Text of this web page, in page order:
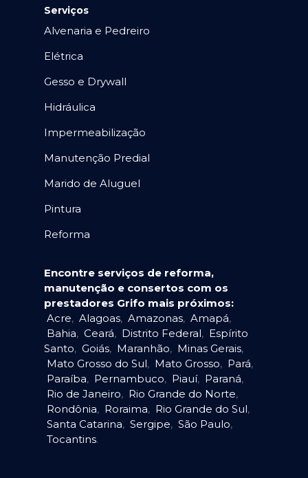
Serviços
Alvenaria e Pedreiro
Elétrica
Gesso e Drywall
Hidráulica
Impermeabilização
Manutenção Predial
Marido de Aluguel
Pintura
Reforma
Encontre serviços de reforma,
manutenção e consertos com os
prestadores Grifo mais próximos:
Acre, Alagoas, Amazonas, Amapá,
Bahia, Ceará, Distrito Federal, Espírito
Santo, Goiás, Maranhão, Minas Gerais,
Mato Grosso do Sul, Mato Grosso, Pará,
Paraíba, Pernambuco, Piauí, Paraná,
Rio de Janeiro, Rio Grande do Norte,
Rondônia, Roraima, Rio Grande do Sul,
Santa Catarina, Sergipe, São Paulo,
Tocantins.